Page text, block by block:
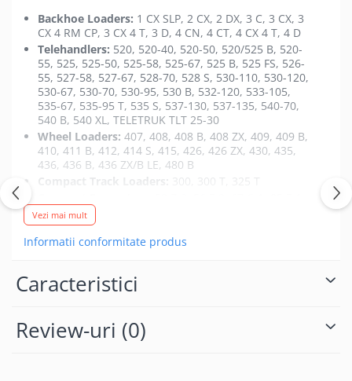
Backhoe Loaders: 1 CX SLP, 2 CX, 2 DX, 3 C, 3 CX, 3
CX 4 RM CP, 3 CX 4 T, 3 D, 4 CN, 4 CT, 4 CX 4 T, 4 D
Telehandlers: 520, 520-40, 520-50, 520/525 B, 520-
55, 525, 525-50, 525-58, 525-67, 525 B, 525 FS, 526-
55, 527-58, 527-67, 528-70, 528 S, 530-110, 530-120,
530-67, 530-70, 530-95, 530 B, 532-120, 533-105,
535-67, 535-95 T, 535 S, 537-130, 537-135, 540-70,
540 B, 540 XL, TELETRUK TLT 25-30
Wheel Loaders: 407, 408, 408 B, 408 ZX, 409, 409 B,
410, 411 B, 412, 414 S, 415, 426, 426 ZX, 430, 435,
436, 436 B, 436 ZX/B LE, 480 B
Compact Track Loaders:
300, 300 T, 325 T
85 Z OPTIMUM, 86 C-1
Tracked Excavators:
817, 818, 818 S, 820, 820 D, 820 S, 921, 926, 926-4,
FASTRAC 145
Robot:ROBOT 160, ROBOT 160 B, ROBOT 165,
Vezi mai mult
Informatii conformitate produs
Caracteristici
Review-uri (0)